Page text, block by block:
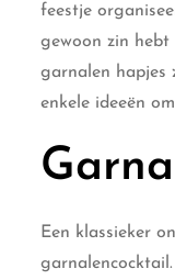
feestje
gewoon zin hebt
garnalen hapjes
enkele ideeën
Een klassieker